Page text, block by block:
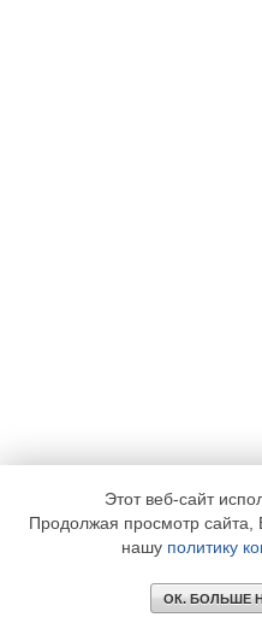
Этот веб-сайт
Продолжая просмотр сайта,
нашу политику
ОК. БОЛЬШЕ